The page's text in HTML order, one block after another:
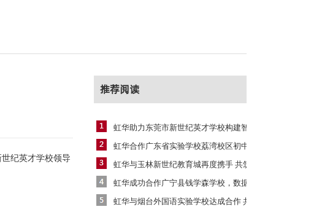
纪英才学校领导
推荐阅读
虹华助力‌东莞市新世纪英才学校构建智慧校
虹华合作广东省实验学校荔湾校区初中部，助
虹华与玉林新世纪教育城再度携手 共筑北流
虹华成功合作广宁县钱学森学校，数据驱动校
虹华与烟台外国语实验学校达成合作 共启智